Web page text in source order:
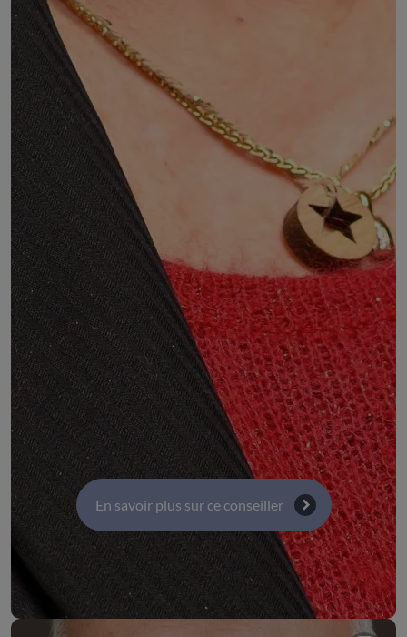
Nicole BEZ
Membre du CNPL Auvergne-Rhône-Alpes
DÉSIGNÉ PAR :
la Fédération régionale des chambres des
professions libérales Auvergne-Rhône-Alpes
(CNPL)
COMMISSIONS :
Commission 7 : Jeunesse, sport, culture, éducation
populaire et intergénération
Commission 5 : Solidarités, inclusion sociale et santé
En savoir plus sur ce conseiller